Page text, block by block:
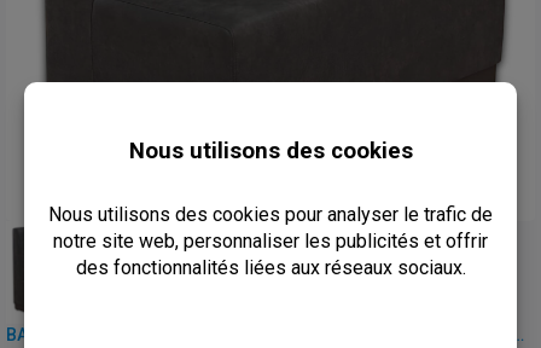
+4 kleuren
BANQUETTE DE CAFÉ, RESTAURANT ET HORECA – NAPOLI – MICROFIBRE VINTAGE